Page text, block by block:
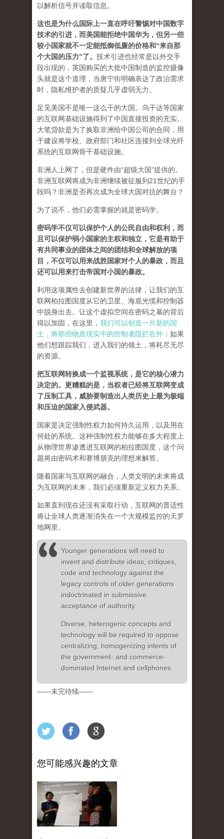
以解析信号并读取信息。
这也是为什么国际上一直在呼吁警惕对中国数字
技术的引进，而美国能拒绝中国华为，但另一些
较小国家就不一定能抵御低廉的价格和“来自那
个大国的压力”了。 技术引进也经常是以外交手
段出现的，英国购买的大批中国制造的监控摄像
头就是这个道理，当唐宁街明确表达了政治需求
时，隐私维护者的质疑几乎虚弱无力。
足见美国不是唯一这么干的大国。乌干达等国家
的互联网基础设施得到了中国直接投资的充实。
大笔贷款是为了换取非洲给中国公司的合同，用
于建设将学校、政府部门和社区连接到全球光纤
系统的互联网骨干基础设施。
非洲人上网了，但是硬件由“超级大国”提供的。
非洲互联网将成为非洲继续被征服到21世纪的手
段吗？非洲是否再次成为全球大国对抗的舞台？
为了说不，他们必需掌握的就是密码学。
密码学不仅可以保护个人的公民自由和权利，而
且可以保护弱小国家的主权和独立，它是有助于
有共同事业的团体之间的团结和全球解放的项
目，不仅可以用来战胜国家对个人的暴政，而且
还可以用来打击帝国对小国的暴政。
利用这项属性去创建新世界的法律，让我们的互
联网柏拉图国度从它的卫星、海底光缆和控制器
中脱身出去。让这个虚拟空间在密码之幕的背后
得以加固，在这里， 我们可以创造一片新的国
土，将那些物质现实中的控制者阻拦在外 ：如果
他们想跟踪我们，进入我们的领土，将耗尽无尽
的资源。
把互联网转换成一个监视系统，是它的核心潜力
决定的。更糟糕的是，当权者已经将互联网变成
了压制工具，威胁要制造出人类历史上最为极端
和压迫的国家入侵武器。
国家是决定强制性权力如何持久运用，以及用在
何处的系统。这种强制性权力能够在多大程度上
从物理世界渗透进互联网的柏拉图国度，这个问
题将由密码术和赛博朋克的理想来解答。
随着国家与互联网的融合，人类文明的未来将成
为互联网的未来，我们必须重新定义权力关系。
如果直到现在还没有采取行动，互联网的普适性
将让全球人类逐渐消失在一个大规模监控的天罗
地网里。
Younger generations will need to
invent and distribute ideas, critiques,
code and technology against the
legacy controls of older generations
indoctrinated in submissive
acceptance of authority.
Diverse, heterogenic concepts and
technology will be required to oppose
centralizing, homogenizing intents of
the government- and commerce-
dominated Internet and cellphones.
——未完待续——
您可能感兴趣的文章